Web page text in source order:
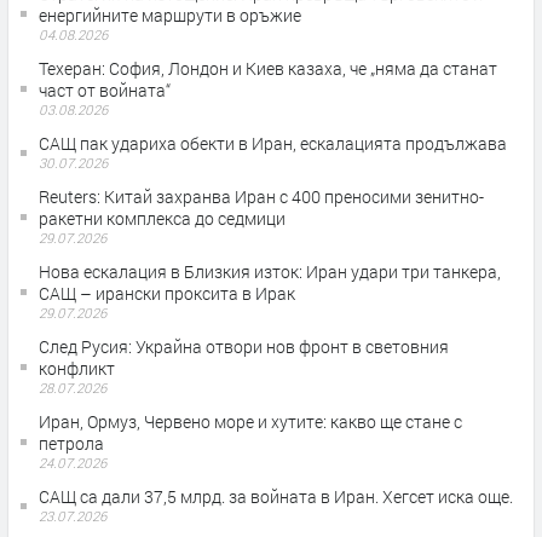
енергийните маршрути в оръжие
04.08.2026
Teхеран: София, Лондон и Киев казаха, че „няма да станат
част от войната“
03.08.2026
САЩ пак удариха обекти в Иран, ескалацията продължава
30.07.2026
Reuters: Китай захранва Иран с 400 преносими зенитно-
ракетни комплекса до седмици
29.07.2026
Нова ескалация в Близкия изток: Иран удари три танкера,
САЩ – ирански проксита в Ирак
29.07.2026
След Русия: Украйна отвори нов фронт в световния
конфликт
28.07.2026
Иран, Ормуз, Червено море и хутите: какво ще стане с
петрола
24.07.2026
САЩ са дали 37,5 млрд. за войната в Иран. Хегсет иска още.
23.07.2026